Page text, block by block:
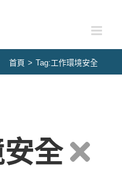
首頁 > Tag:工作環境安全
全